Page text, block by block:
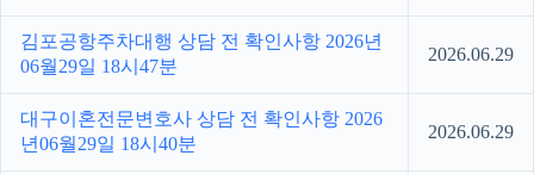
김포공항주차대행 상담 전 확인사항 2026년
06월29일 18시47분
2026.06.29
대구이혼전문변호사 상담 전 확인사항 2026
년06월29일 18시40분
2026.06.29